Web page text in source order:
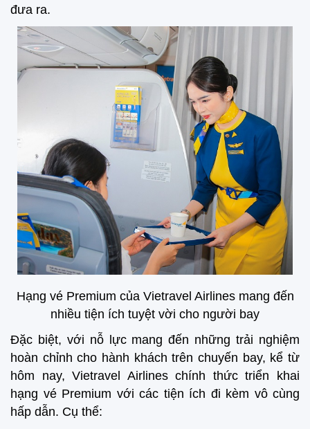
đưa ra.
Hạng vé Premium của Vietravel Airlines mang đến
nhiều tiện ích tuyệt vời cho người bay
Đặc biệt, với nỗ lực mang đến những trải nghiệm
hoàn chỉnh cho hành khách trên chuyến bay, kể từ
hôm nay, Vietravel Airlines chính thức triển khai
hạng vé Premium với các tiện ích đi kèm vô cùng
hấp dẫn. Cụ thể: